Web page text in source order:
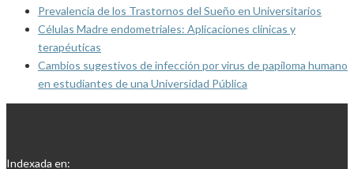
Prevalencia de los Trastornos del Sueño en Universitarios
Células Madre endometriales: Aplicaciones clínicas y
terapéuticas
Cambios sugestivos de infección por virus de papiloma humano
en estudiantes de una Universidad Pública
Indexada en: